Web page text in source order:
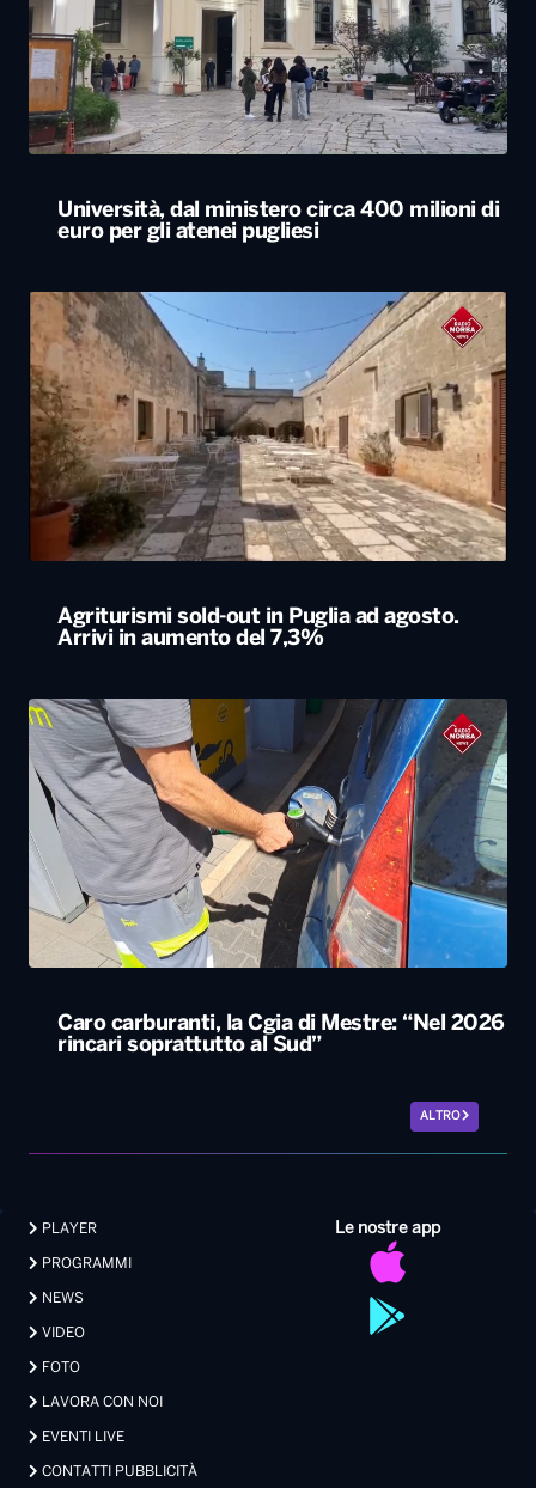
Università, dal ministero circa 400 milioni di
euro per gli atenei pugliesi
Agriturismi sold-out in Puglia ad agosto.
Arrivi in aumento del 7,3%
Caro carburanti, la Cgia di Mestre: “Nel 2026
rincari soprattutto al Sud”
ALTRO
Le nostre app
PLAYER
PROGRAMMI
NEWS
VIDEO
FOTO
LAVORA CON NOI
EVENTI LIVE
CONTATTI PUBBLICITÀ